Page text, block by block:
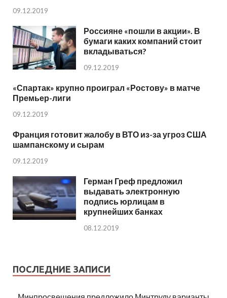
09.12.2019
Россияне «пошли в акции». В
бумаги каких компаний стоит
вкладываться?
09.12.2019
«Спартак» крупно проиграл «Ростову» в матче
Премьер-лиги
09.12.2019
Франция готовит жалобу в ВТО из-за угроз США
шампанскому и сырам
09.12.2019
Герман Греф предложил
выдавать электронную
подпись юрлицам в
крупнейших банках
08.12.2019
ПОСЛЕДНИЕ ЗАПИСИ